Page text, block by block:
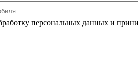
персональных данных и